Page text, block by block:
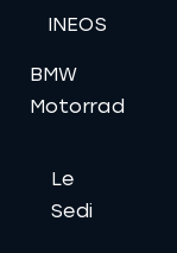
INEOS
BMW
Motorrad
Le
Sedi